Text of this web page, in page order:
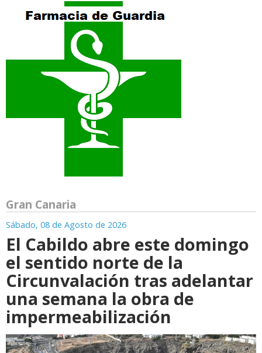
Gran Canaria
Sábado, 08 de Agosto de 2026
El Cabildo abre este domingo
el sentido norte de la
Circunvalación tras adelantar
una semana la obra de
impermeabilización